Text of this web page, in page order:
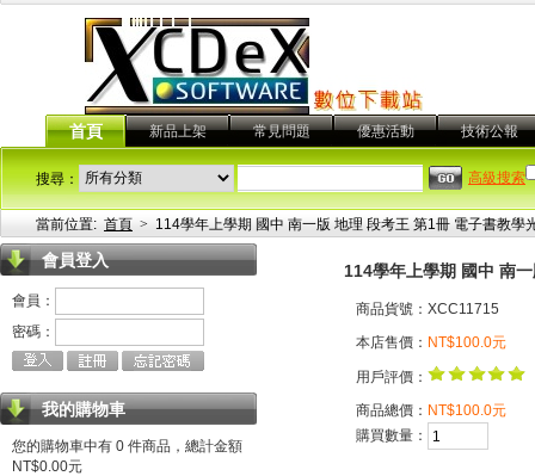
首頁 新品上架 常見問題 優惠活動 技術公報
搜尋： 高級搜索
當前位置: 首頁 > 114學年上學期 國中 南一版 地理 段考王 第1冊 電子書教學
會員登入
會員：
密碼：
我的購物車
您的購物車中有 0 件商品，總計金額
NT$0.00元
114學年上學期 國中 南
商品貨號：XCC11715
本店售價： NT$100.0元
用戶評價：
商品總價： NT$100.0元
購買數量：